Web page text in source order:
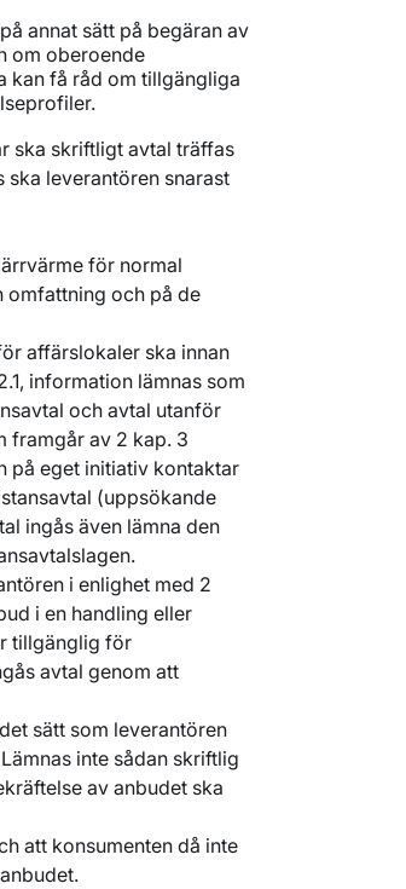
annat sätt på begäran av
om oberoende
kan få råd om tillgängliga
ska skriftligt avtal träffas
leverantören snarast
för normal
omfattning och på de
affärslokaler ska innan
information lämnas som
och avtal utanför
framgår av 2 kap. 3
på eget initiativ kontaktar
(uppsökande
ingås även lämna den
i enlighet med 2
i en handling eller
tillgänglig för
avtal genom att
sätt som leverantören
inte sådan skriftlig
av anbudet ska
att konsumenten då inte